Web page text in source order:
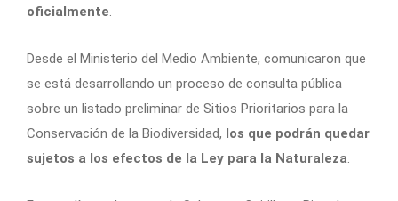
oficialmente
Desde el Ministerio del Medio Ambiente, comunicaron que
se está desarrollando un proceso de consulta pública
sobre un listado preliminar de Sitios Prioritarios para la
Conservación de la Biodiversidad, los que podrán quedar
sujetos a los efectos de la Ley para la Naturaleza